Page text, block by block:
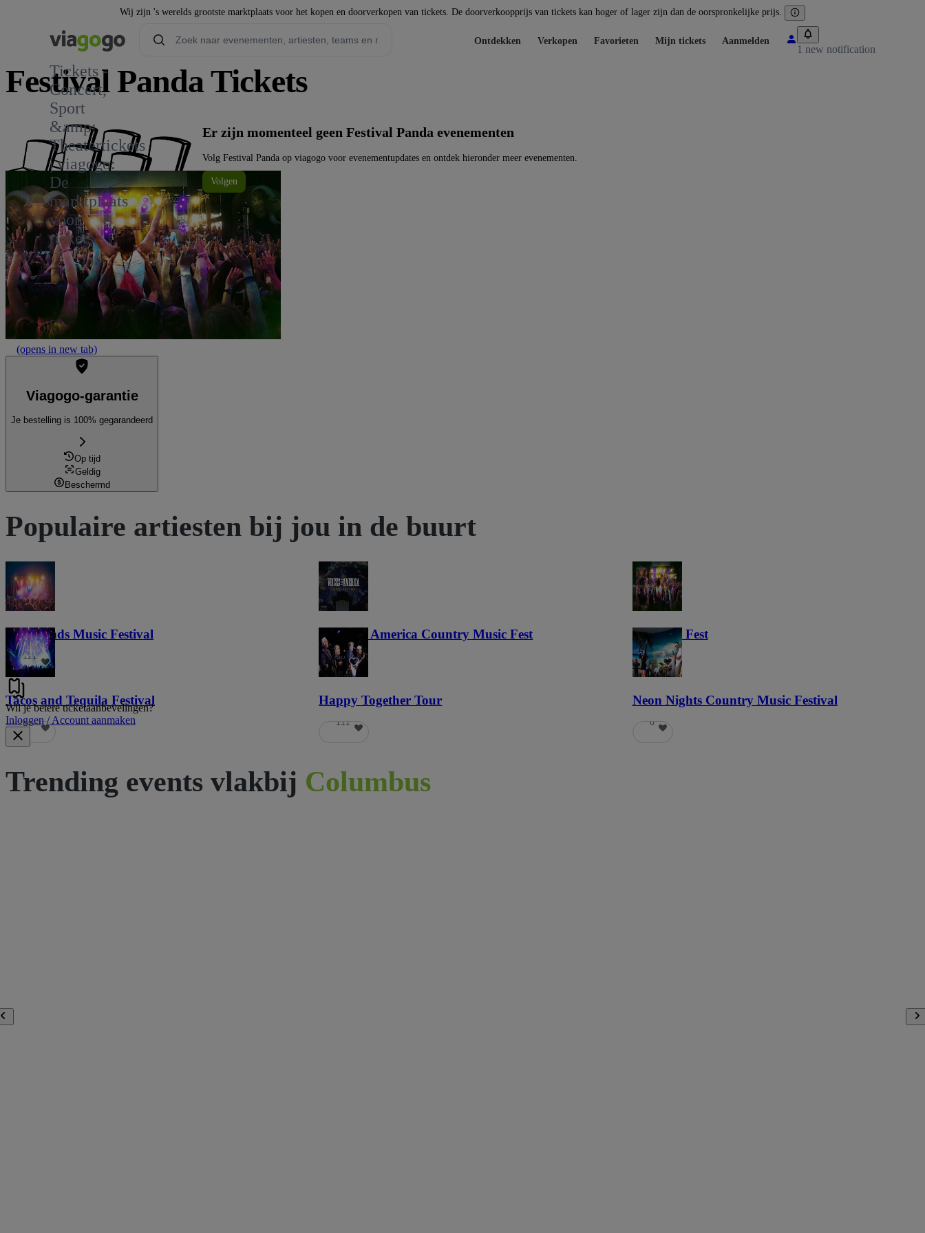
Wij zijn 's werelds grootste marktplaats voor het kopen en doorverkopen van tickets. De doorverkoopprijs van tickets kan hoger of lager zijn dan de oorspronkelijke prijs.
Tickets -
Concert,
Sport
&amp;
Theatertickets
| viagogo:
De
marktplaats
voor
tickets
Ontdekken Verkopen Favorieten Mijn tickets Aanmelden
1 new notification
Festival Panda Tickets
1
Er zijn momenteel geen Festival Panda evenementen
Volg Festival Panda op viagogo voor evenementupdates en ontdek hieronder meer evenementen.
Volgen
(opens in new tab)
Viagogo-garantie
Je bestelling is 100% gegarandeerd
Op tijd
Geldig
Beschermd
Populaire artiesten bij jou in de buurt
Lost Lands Music Festival
121
Voices of America Country Music Fest
36
Haunted Fest
59
Tacos and Tequila Festival
691
Happy Together Tour
111
Neon Nights Country Music Festival
6
Wil je betere ticketaanbevelingen?
Inloggen / Account aanmaken
Trending events vlakbij Columbus